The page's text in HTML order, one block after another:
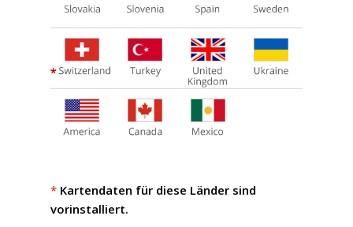
* Kartendaten für diese Länder sind
vorinstalliert.